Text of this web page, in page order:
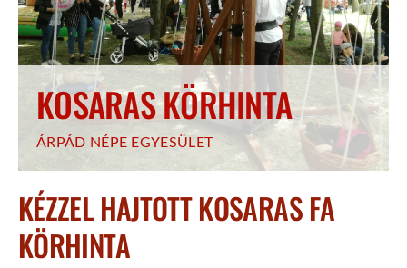
KOSARAS KÖRHINTA
ÁRPÁD NÉPE EGYESÜLET
KÉZZEL HAJTOTT KOSARAS FA
KÖRHINTA